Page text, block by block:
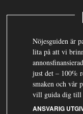
Nöjesguiden är
lita på att vi
just det – 100%
smaken och vår
vill guida dig till
ANSVARIG